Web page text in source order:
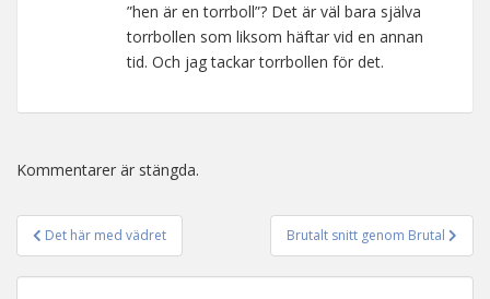
”hen är en torrboll”? Det är väl bara själva
torrbollen som liksom häftar vid en annan
tid. Och jag tackar torrbollen för det.
Kommentarer är stängda.
Inläggsnavigering
Det här med vädret Brutalt snitt genom Brutal